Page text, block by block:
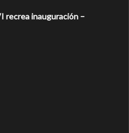
recrea inauguración –